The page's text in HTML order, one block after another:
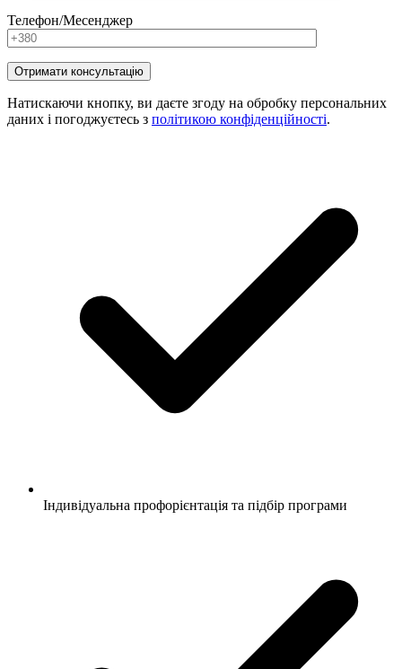
Телефон/Месенджер
Натискаючи кнопку, ви даєте згоду на обробку персональних
даних і погоджуєтесь з політикою конфіденційності.
Індивідуальна профорієнтація та підбір програми